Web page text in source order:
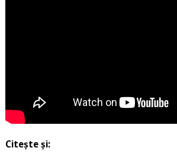
Citește și: